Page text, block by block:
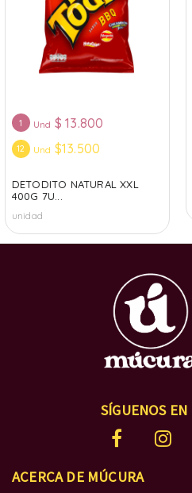
1 Und $ 13.800
12 Und $13.500
DETODITO NATURAL XXL
400G 7U...
unidad
SÍGUENOS EN
ACERCA DE MÚCURA